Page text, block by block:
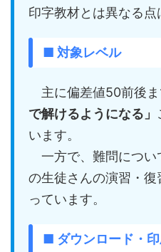
印字教材とは異なる点
■ 対象レベル
主に偏差値50前後
で解けるようになる」
います。
一方で、難問につい
の生徒さんの演習・
っています。
■ ダウンロード・